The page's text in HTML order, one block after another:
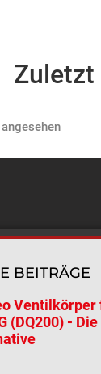
Zuletzt
found
BEITRÄGE
Ventilkörper
(DQ200) -